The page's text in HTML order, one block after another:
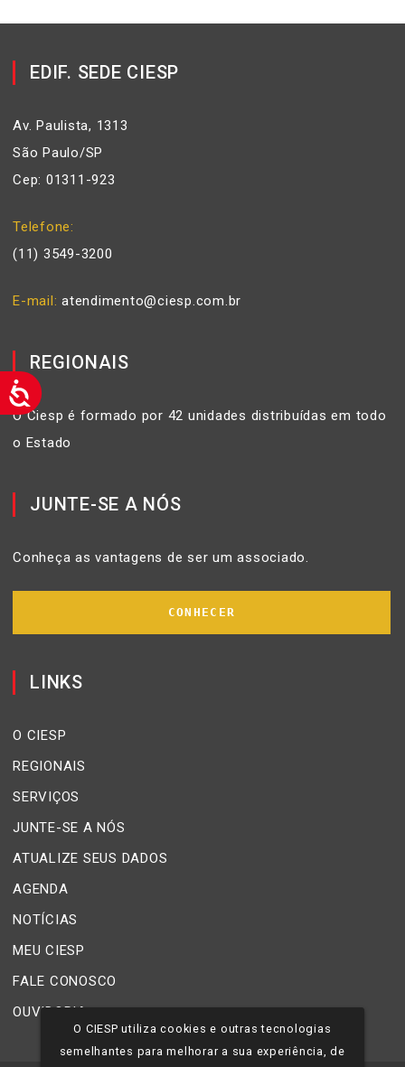
EDIF. SEDE CIESP
Av. Paulista, 1313
São Paulo/SP
Cep: 01311-923
Telefone
(11) 3549-3200
E-mail atendimento@ciesp.com.br
REGIONAIS
O Ciesp é formado por 42 unidades distribuídas em todo
o Estado
JUNTE-SE A NÓS
Conheça as vantagens de ser um associado.
CONHECER
LINKS
O CIESP
REGIONAIS
SERVIÇOS
JUNTE-SE A NÓS
ATUALIZE SEUS DADOS
AGENDA
NOTÍCIAS
MEU CIESP
FALE CONOSCO
OUVIDORIA
O CIESP utiliza cookies e outras tecnologias
semelhantes para melhorar a sua experiência, de